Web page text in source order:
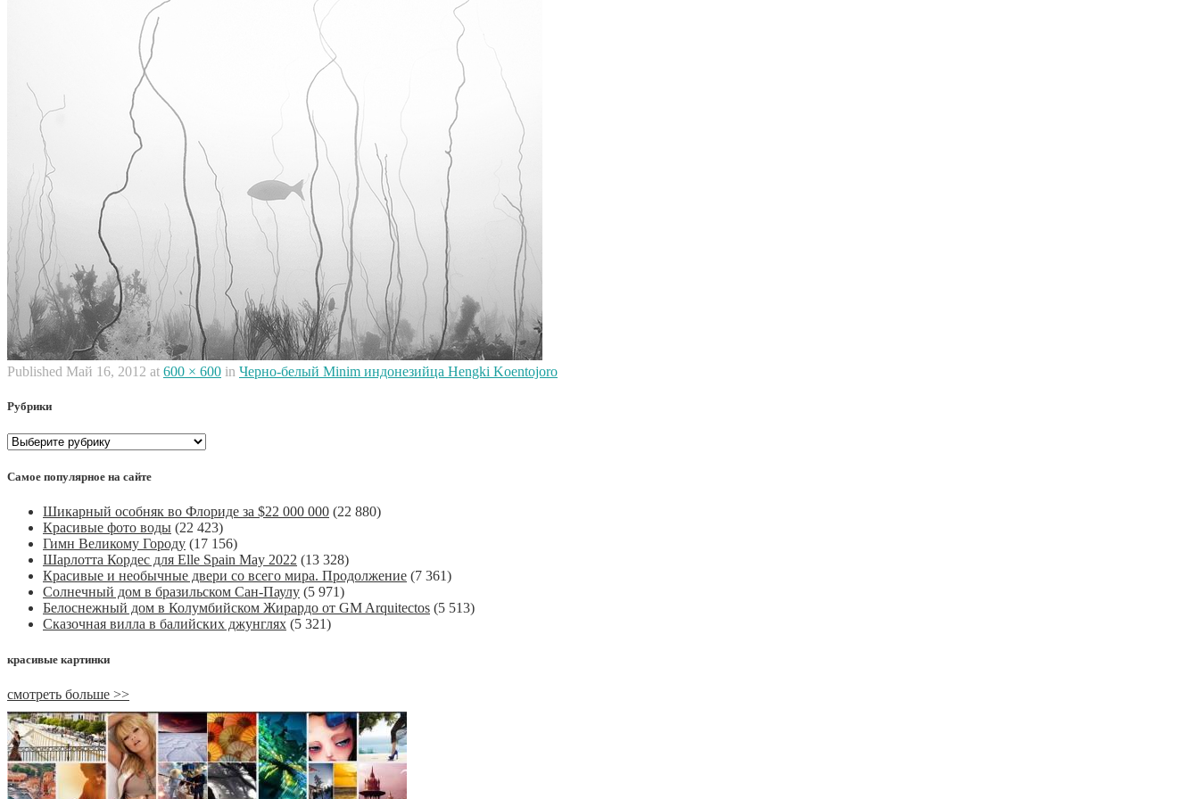
Published Май 16, 2012 at 600 × 600 in Черно-белый Minim индонезийца Hengki Koentojoro
Рубрики
Рубрики
Самое популярное на сайте
Шикарный особняк во Флориде за $22 000 000 (22 880)
Красивые фото воды (22 423)
Гимн Великому Городу (17 156)
Шарлотта Кордес для Elle Spain May 2022 (13 328)
Красивые и необычные двери со всего мира. Продолжение (7 361)
Солнечный дом в бразильском Сан-Паулу (5 971)
Белоснежный дом в Колумбийском Жирардо от GM Arquitectos (5 513)
Сказочная вилла в балийских джунглях (5 321)
красивые картинки
смотреть больше >>